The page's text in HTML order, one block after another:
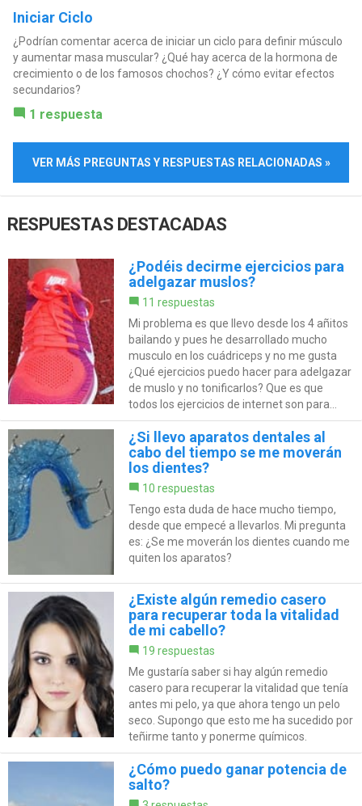
Iniciar Ciclo
¿Podrían comentar acerca de iniciar un ciclo para definir músculo
y aumentar masa muscular? ¿Qué hay acerca de la hormona de
crecimiento o de los famosos chochos? ¿Y cómo evitar efectos
secundarios?
1 respuesta
VER MÁS PREGUNTAS Y RESPUESTAS RELACIONADAS »
RESPUESTAS DESTACADAS
¿Podéis decirme ejercicios para
adelgazar muslos?
11 respuestas
Mi problema es que llevo desde los 4 añitos
bailando y pues he desarrollado mucho
musculo en los cuádriceps y no me gusta
¿Qué ejercicios puedo hacer para adelgazar
de muslo y no tonificarlos? Que es que
todos los ejercicios de internet son para...
¿Si llevo aparatos dentales al
cabo del tiempo se me moverán
los dientes?
10 respuestas
Tengo esta duda de hace mucho tiempo,
desde que empecé a llevarlos. Mi pregunta
es: ¿Se me moverán los dientes cuando me
quiten los aparatos?
¿Existe algún remedio casero
para recuperar toda la vitalidad
de mi cabello?
19 respuestas
Me gustaría saber si hay algún remedio
casero para recuperar la vitalidad que tenía
antes mi pelo, ya que ahora tengo un pelo
seco. Supongo que esto me ha sucedido por
teñirme tanto y ponerme químicos.
¿Cómo puedo ganar potencia de
salto?